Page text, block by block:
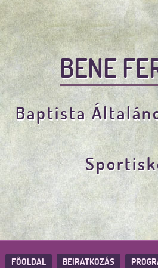
BENE
Baptista
FŐOLDAL BEIRATKOZÁS